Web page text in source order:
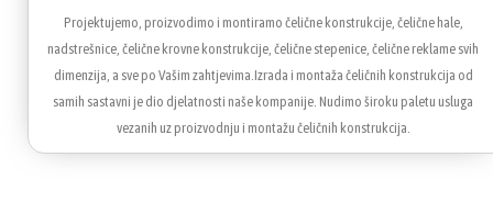
Projektujemo, proizvodimo i montiramo čelične konstrukcije, čelične hale,
nadstrešnice, čelične krovne konstrukcije, čelične stepenice, čelične reklame svih
dimenzija, a sve po Vašim zahtjevima.Izrada i montaža čeličnih konstrukcija od
samih sastavni je dio djelatnosti naše kompanije. Nudimo široku paletu usluga
vezanih uz proizvodnju i montažu čeličnih konstrukcija.